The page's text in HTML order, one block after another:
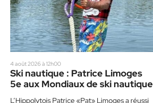
4 août 2026 à 12h00
Ski nautique : Patrice Limoges
5e aux Mondiaux de ski nautique
L’Hippolytois Patrice «Pat» Limoges a réussi